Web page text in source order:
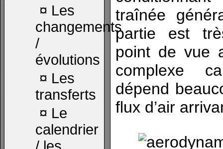
¤ Les
changements
/
évolutions
¤ Les
transferts
¤ Le
calendrier
traînée
partie est
point de vue
complexe
dépend
flux d’air